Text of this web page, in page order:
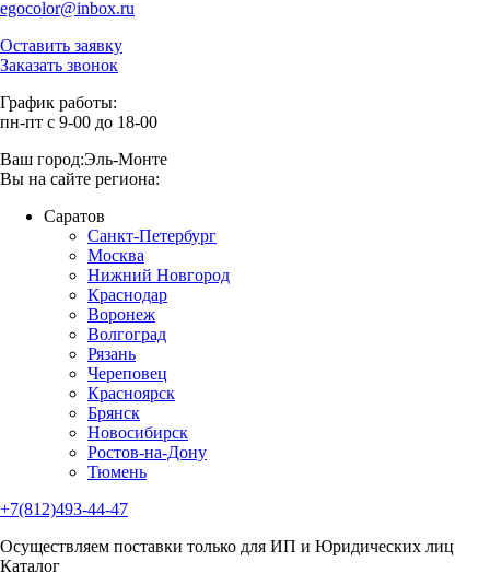
egocolor@inbox.ru
Оставить заявку
Заказать звонок
График работы:
пн-пт с 9-00 до 18-00
Ваш город:Эль-Монте
Вы на сайте региона:
Саратов
Санкт-Петербург
Москва
Нижний Новгород
Краснодар
Воронеж
Волгоград
Рязань
Череповец
Красноярск
Брянск
Новосибирск
Ростов-на-Дону
Тюмень
+7(812)493-44-47
Осуществляем поставки только для ИП и Юридических лиц
Каталог